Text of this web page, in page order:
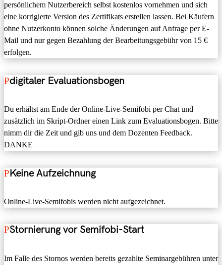
persönlichem Nutzerbereich selbst kostenlos vornehmen und sich
eine korrigierte Version des Zertifikats erstellen lassen. Bei Käufern
ohne Nutzerkonto können solche Änderungen auf Anfrage per E-
Mail und nur gegen Bezahlung der Bearbeitungsgebühr von 15 €
erfolgen.
digitaler Evaluationsbogen
Du erhältst am Ende der Online-Live-Semifobi per Chat und
zusätzlich im Skript-Ordner einen Link zum Evaluationsbogen. Bitte
nimm dir die Zeit und gib uns und dem Dozenten Feedback.
DANKE
Keine Aufzeichnung
Online-Live-Semifobis werden nicht aufgezeichnet.
Stornierung vor Semifobi-Start
Im Falle des Stornos werden bereits gezahlte Seminargebühren unter